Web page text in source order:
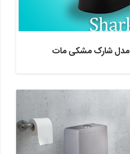
مدل شارک مشکی مات